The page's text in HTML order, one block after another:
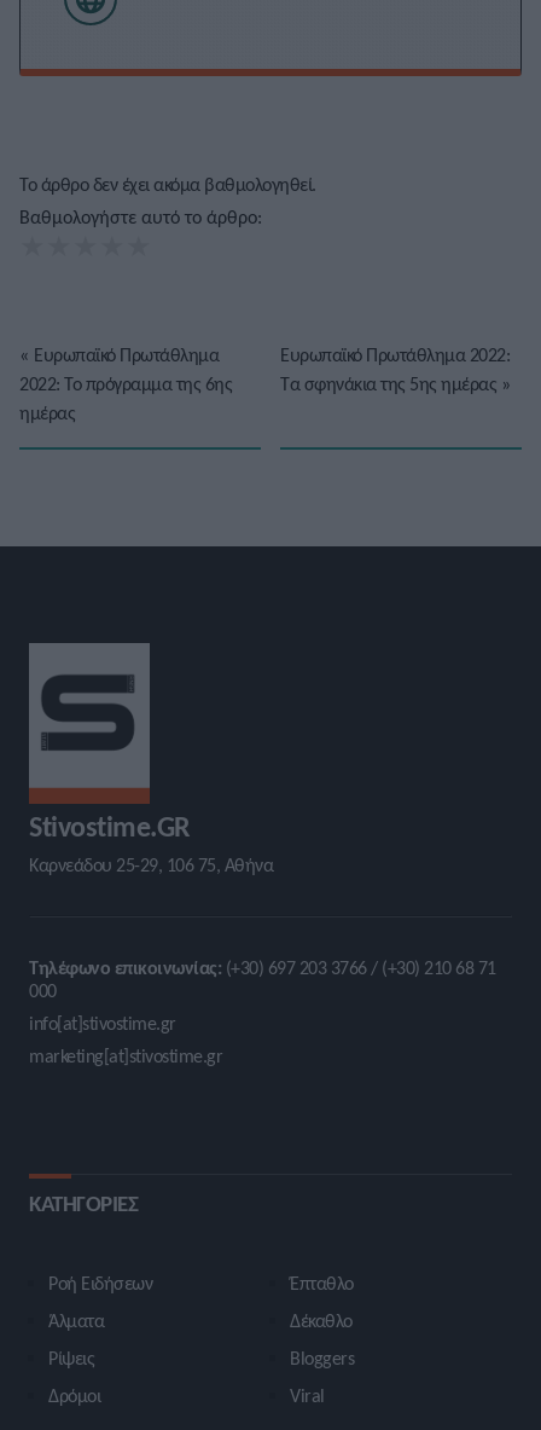
Το άρθρο δεν έχει ακόμα βαθμολογηθεί.
Βαθμολογήστε αυτό το άρθρο:
« Ευρωπαϊκό Πρωτάθλημα
2022: Το πρόγραμμα της 6ης
ημέρας
Ευρωπαϊκό Πρωτάθλημα 2022:
Τα σφηνάκια της 5ης ημέρας »
Stivostime.GR
Καρνεάδου 25-29, 106 75, Αθήνα
Τηλέφωνο επικοινωνίας: (+30) 697 203 3766 / (+30) 210 68 71
000
info[at]stivostime.gr
marketing[at]stivostime.gr
ΚΑΤΗΓΟΡΙΕΣ
Ροή Ειδήσεων
Άλματα
Ρίψεις
Δρόμοι
Έπταθλο
Δέκαθλο
Bloggers
Viral